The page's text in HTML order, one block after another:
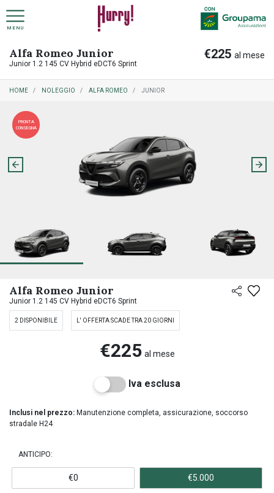
MENU
Alfa Romeo Junior
Junior 1.2 145 CV Hybrid eDCT6 Sprint
€225 al mese
HOME NOLEGGIO ALFA ROMEO JUNIOR
PRONTA
CONSEGNA
Alfa Romeo Junior
Junior 1.2 145 CV Hybrid eDCT6 Sprint
2 DISPONIBILE L' OFFERTA SCADE TRA 20 GIORNI
€225 al mese
Iva esclusa
Inclusi nel prezzo: Manutenzione completa, assicurazione, soccorso
stradale H24
ANTICIPO:
€0 €5.000
NOLEGGIO A LUNGO TERMINE PRIVATI
COME FUNZIONA NOLEGGIO A LUNGO TERMINE